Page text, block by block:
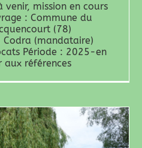
venir, mission en cours
: Commune du
(78)
Codra (mandataire)
Période : 2025-en
aux références